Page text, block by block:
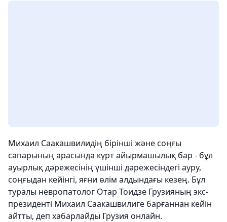
Михаил Саакашвилидің бірінші және соңғы
сапарының арасында күрт айырмашылық бар - бұл
ауырлық дәрежесінің үшінші дәрежесіндегі ауру,
соңғыдан кейінгі, яғни өлім алдындағы кезең. Бұл
туралы невропатолог Отар Тоидзе Грузияның экс-
президенті Михаил Саакашвилиге барғаннан кейін
айтты, деп хабарлайды Грузия онлайн.